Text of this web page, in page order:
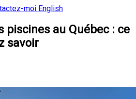
moi English
piscines au Québec : ce
savoir